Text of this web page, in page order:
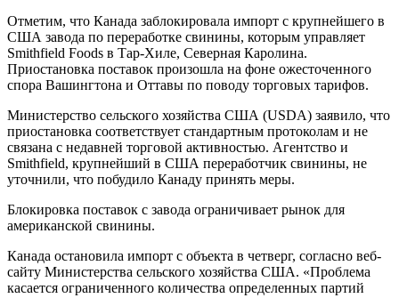
Отметим, что Канада заблокировала импорт с крупнейшего в
США завода по переработке свинины, которым управляет
Smithfield Foods в Тар-Хиле, Северная Каролина.
Приостановка поставок произошла на фоне ожесточенного
спора Вашингтона и Оттавы по поводу торговых тарифов.
Министерство сельского хозяйства США (USDA) заявило, что
приостановка соответствует стандартным протоколам и не
связана с недавней торговой активностью. Агентство и
Smithfield, крупнейший в США переработчик свинины, не
уточнили, что побудило Канаду принять меры.
Блокировка поставок с завода ограничивает рынок для
американской свинины.
Канада остановила импорт с объекта в четверг, согласно веб-
сайту Министерства сельского хозяйства США. «Проблема
касается ограниченного количества определенных партий